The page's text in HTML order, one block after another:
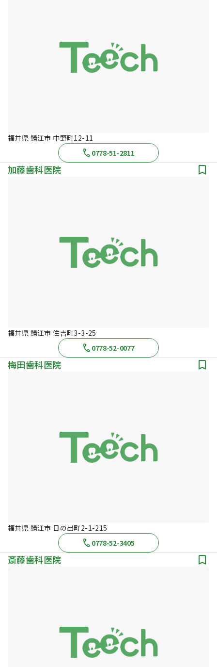
福井県 鯖江市 中野町12-11
0778-51-2811
加藤歯科医院
福井県 鯖江市 住吉町3-3-25
0778-52-0077
梅田歯科医院
福井県 鯖江市 日の出町2-1-215
0778-52-3405
斎藤歯科医院